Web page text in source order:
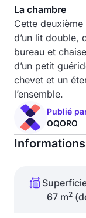
La chambre
Cette
d’un lit double,
bureau et
d’un petit
chevet et un
l’ensemble.
Publié
OQORO
67 m2